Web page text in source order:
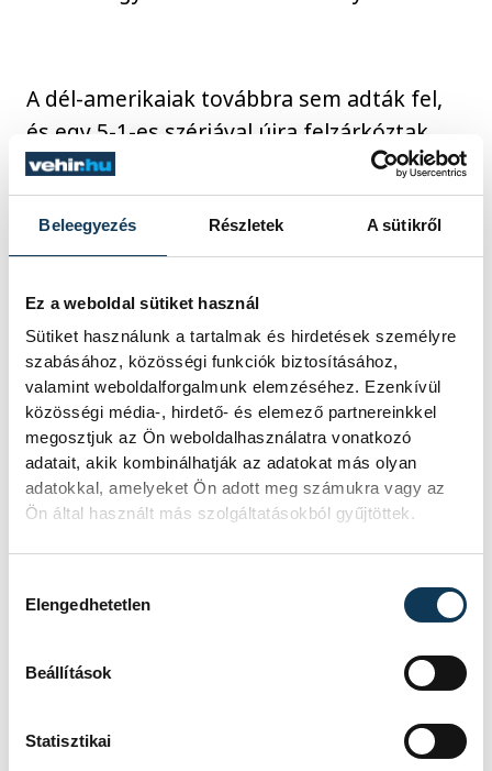
Beleegyezés Részletek A sütikről
Ez a weboldal sütiket használ
Sütiket használunk a tartalmak és hirdetések személyre
szabásához, közösségi funkciók biztosításához,
valamint weboldalforgalmunk elemzéséhez. Ezenkívül
közösségi média-, hirdető- és elemező partnereinkkel
megosztjuk az Ön weboldalhasználatra vonatkozó
adatait, akik kombinálhatják az adatokat más olyan
adatokkal, amelyeket Ön adott meg számukra vagy az
Ön által használt más szolgáltatásokból gyűjtöttek.
Elengedhetetlen
Beállítások
Statisztikai
A dél-amerikaiak továbbra sem adták fel,
és egy 5-1-es szériával újra felzárkóztak
egygólos hátrányra. Az 53. percben jött a
második magyar időkérés, de a balátlövők
háromszor is a kapufát találták el. A
magyar védőfal újra remekül összeállt, és
amikor egy brazil lerohanás végén Mikler
bravúrral védett, majd Lékai Máté gólt lőtt,
eldőlt a mérkőzés.
A braziloknál Hugo Bryan Monta Da Silva
hat, Jean Pierre Dupoux öt, Gustavo
Rodrigues négy gólt lőtt, Mikler Roland 13,